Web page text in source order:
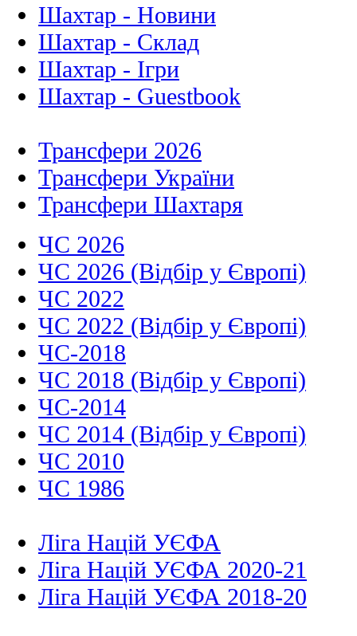
Шахтар - Новини
Шахтар - Склад
Шахтар - Ігри
Шахтар - Guestbook
Трансфери 2026
Трансфери України
Трансфери Шахтаря
ЧС 2026
ЧС 2026 (Відбір у Європі)
ЧС 2022
ЧС 2022 (Відбір у Європі)
ЧС-2018
ЧС 2018 (Відбір у Європі)
ЧС-2014
ЧС 2014 (Відбір у Європі)
ЧС 2010
ЧС 1986
Ліга Націй УЄФА
Ліга Націй УЄФА 2020-21
Ліга Націй УЄФА 2018-20